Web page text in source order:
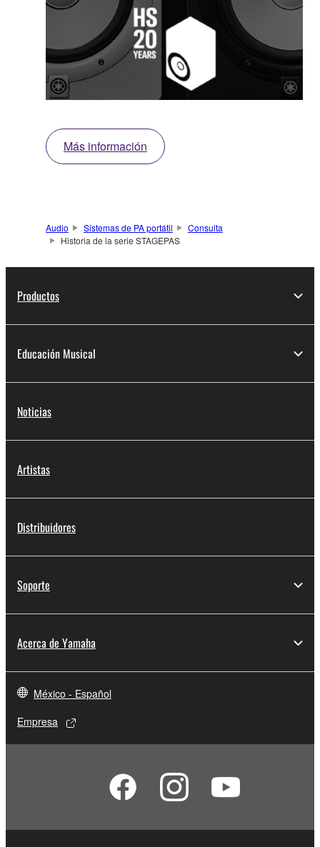
Más información
Audio Sistemas de PA portátil
Consulta
Historia de la serie STAGEPAS
Productos
Educación Musical
Noticias
Artistas
Distribuidores
Soporte
Acerca de Yamaha
México - Español
Empresa